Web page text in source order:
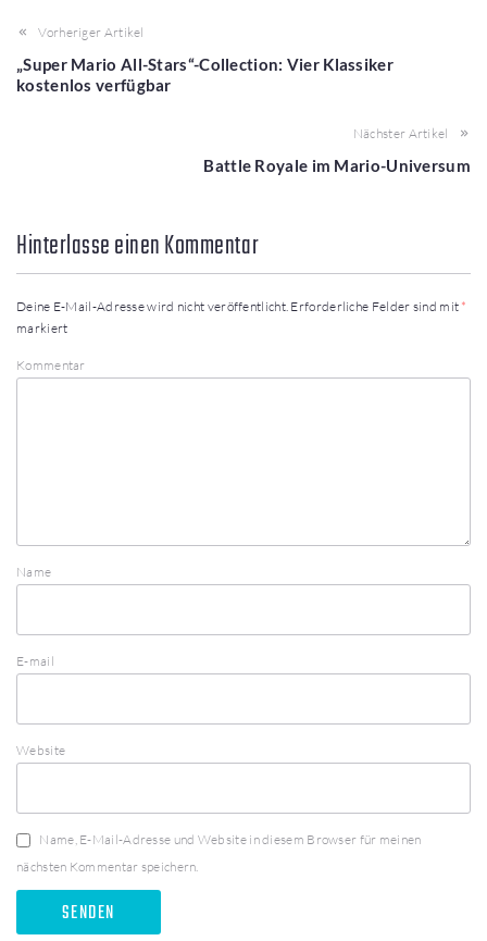
Vorheriger Artikel
„Super Mario All-Stars“-Collection: Vier Klassiker
kostenlos verfügbar
Nächster Artikel
Battle Royale im Mario-Universum
Hinterlasse einen Kommentar
Deine E-Mail-Adresse wird nicht veröffentlicht. Erforderliche Felder sind mit *
markiert
Kommentar
Name
E-mail
Website
Name, E-Mail-Adresse und Website in diesem Browser für meinen
nächsten Kommentar speichern.